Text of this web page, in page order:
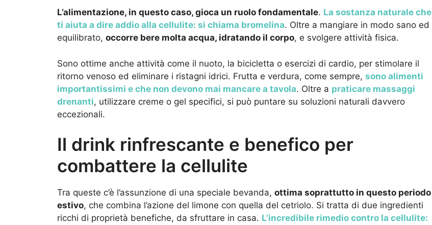
L’alimentazione, in questo caso, gioca un ruolo fondamentale. La sostanza naturale che
ti aiuta a dire addio alla cellulite: si chiama bromelina. Oltre a mangiare in modo sano ed
equilibrato, occorre bere molta acqua, idratando il corpo, e svolgere attività fisica.
Sono ottime anche attività come il nuoto, la bicicletta o esercizi di cardio, per stimolare il
ritorno venoso ed eliminare i ristagni idrici. Frutta e verdura, come sempre, sono alimenti
importantissimi e che non devono mai mancare a tavola. Oltre a praticare massaggi
drenanti, utilizzare creme o gel specifici, si può puntare su soluzioni naturali davvero
eccezionali.
Il drink rinfrescante e benefico per
combattere la cellulite
Tra queste c’è l’assunzione di una speciale bevanda, ottima soprattutto in questo periodo
estivo, che combina l’azione del limone con quella del cetriolo. Si tratta di due ingredienti
ricchi di proprietà benefiche, da sfruttare in casa. L’incredibile rimedio contro la cellulite: